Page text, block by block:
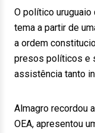
O político uruguaio
tema a partir de
a ordem
presos políticos e
assistência tanto
Almagro recordou
OEA, apresentou